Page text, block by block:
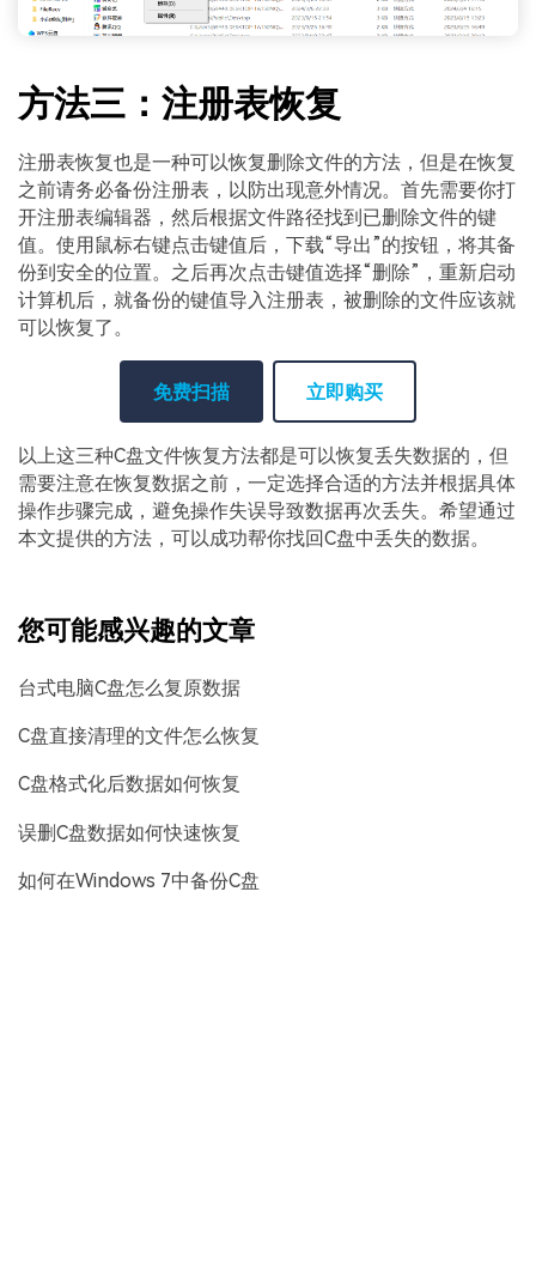
方法三：注册表恢复
注册表恢复也是一种可以恢复删除文件的方法，但是在恢复
之前请务必备份注册表，以防出现意外情况。首先需要你打
开注册表编辑器，然后根据文件路径找到已删除文件的键
值。使用鼠标右键点击键值后，下载“导出”的按钮，将其备
份到安全的位置。之后再次点击键值选择“删除”，重新启动
计算机后，就备份的键值导入注册表，被删除的文件应该就
可以恢复了。
免费扫描 立即购买
以上这三种C盘文件恢复方法都是可以恢复丢失数据的，但
需要注意在恢复数据之前，一定选择合适的方法并根据具体
操作步骤完成，避免操作失误导致数据再次丢失。希望通过
本文提供的方法，可以成功帮你找回C盘中丢失的数据。
您可能感兴趣的文章
台式电脑C盘怎么复原数据
C盘直接清理的文件怎么恢复
C盘格式化后数据如何恢复
误删C盘数据如何快速恢复
如何在Windows 7中备份C盘